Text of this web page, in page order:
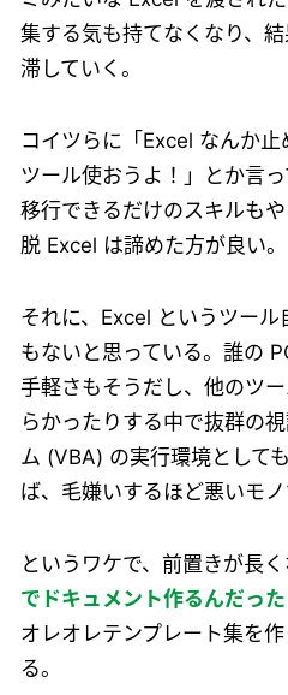
集する気も持てなくなり、
滞していく。
コイツらに「Excel なんか
ツール使おうよ！」とか言
移行できるだけのスキルもや
脱 Excel は諦めた方が良い。
それに、Excel というツー
もないと思っている。誰の
手軽さもそうだし、他のツ
らかったりする中で抜群の
ム (VBA) の実行環境として
ば、毛嫌いするほど悪いモノ
というワケで、前置きが長く
でドキュメント作るんだっ
オレオレテンプレート集を
る。